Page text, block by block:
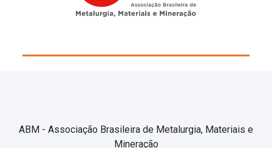
ABM - Associação Brasileira de Metalurgia, Materiais e
Mineração